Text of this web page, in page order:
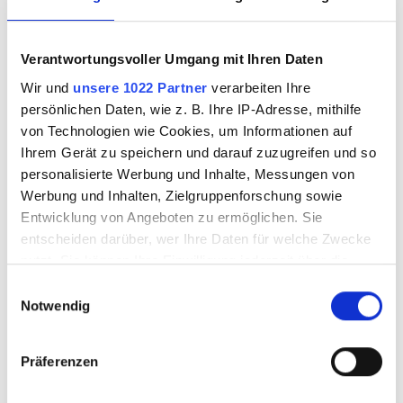
Verantwortungsvoller Umgang mit Ihren Daten
Wir und unsere 1022 Partner verarbeiten Ihre
persönlichen Daten, wie z. B. Ihre IP-Adresse, mithilfe
von Technologien wie Cookies, um Informationen auf
Ihrem Gerät zu speichern und darauf zuzugreifen und so
personalisierte Werbung und Inhalte, Messungen von
Werbung und Inhalten, Zielgruppenforschung sowie
Entwicklung von Angeboten zu ermöglichen. Sie
entscheiden darüber, wer Ihre Daten für welche Zwecke
nutzt. Sie können Ihre Einwilligung jederzeit über die
Trigger Symbol ändern oder widerrufen
Informationen über Ihre geografische Lage
Notwendig
Präferenzen
FILTER PRODUCTS
palladium fine